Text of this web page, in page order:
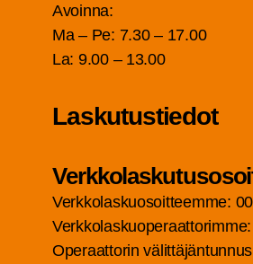
Avoin­na:
Ma – Pe: 7.30 – 17.00
La: 9.00 – 13.00
Las­ku­tus­tie­dot
Verk­ko­las­kuo­soit­teem­me:
Ope­raat­to­rin